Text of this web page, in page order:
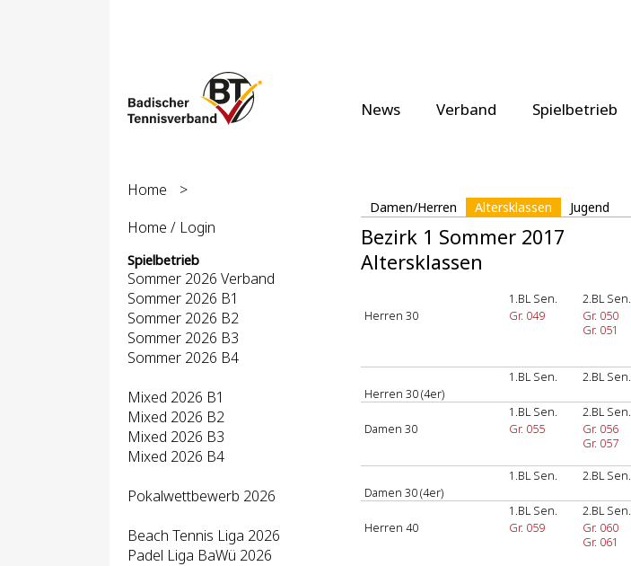
News Verband Spielbetrieb
Damen/Herren Altersklassen Jugend
Home
>
Home / Login
Spielbetrieb
Sommer 2026 Verband
Sommer 2026 B1
Sommer 2026 B2
Sommer 2026 B3
Sommer 2026 B4
Mixed 2026 B1
Mixed 2026 B2
Mixed 2026 B3
Mixed 2026 B4
Pokalwettbewerb 2026
Beach Tennis Liga 2026
Padel Liga BaWü 2026
Bezirk 1 Sommer 2017
Altersklassen
1.BL Sen. 2.BL Sen.
Herren 30
Gr. 049
Gr. 050
Gr. 051
1.BL Sen.
2.BL Sen.
Herren 30 (4er)
1.BL Sen.
2.BL Sen.
Damen 30
Gr. 055
Gr. 056
Gr. 057
1.BL Sen. 2.BL Sen.
Damen 30 (4er)
1.BL Sen.
2.BL Sen.
Herren 40
Gr. 059
Gr. 060
Gr. 061